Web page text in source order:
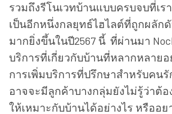
รวมถึงรีโนเวทบ้านแบบครบจบที่เรา
เป็นอีกหนึ่งกลยุทธ์ไฮไลต์ที่ถูกผลักดั
มากยิ่งขึ้นในปี2567 นี้ ที่ผ่านมา
บริการที่เกี่ยวกับบ้านที่หลากหลาย
การเพิ่มบริการที่ปรึกษาสำหรับคน
อาจจะมีลูกค้าบางกลุ่มยังไม่รู้ว่าต้
ให้เหมาะกับบ้านได้อย่างไร หรืออ